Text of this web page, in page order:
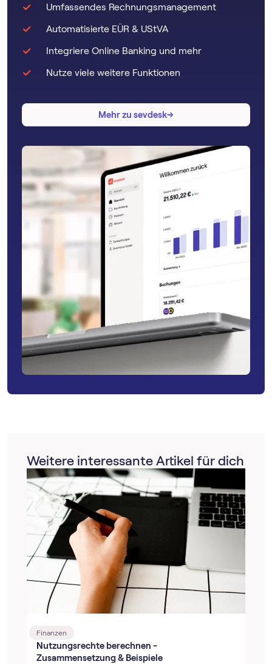
Umfassendes Rechnungsmanagement
Automatisierte EÜR & UStVA
Integriere Online Banking und mehr
Nutze viele weitere Funktionen
Mehr zu sevdesk→
→
Weitere interessante Artikel für dich
Finanzen
Nutzungsrechte berechnen -
Zusammensetzung & Beispiele